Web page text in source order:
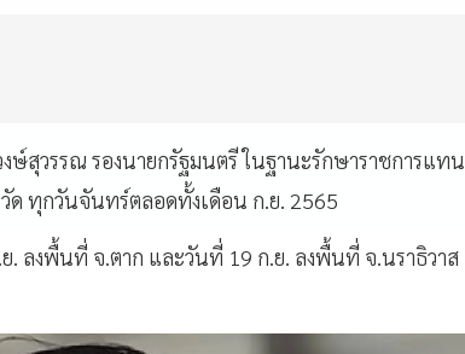
ษ์สุวรรณ รองนายกรัฐมนตรี ในฐานะรักษาราชการแทน
ด ทุกวันจันทร์ตลอดทั้งเดือน ก.ย. 2565
ลงพื้นที่ จ.ตาก และวันที่ 19 ก.ย. ลงพื้นที่ จ.นราธิวาส